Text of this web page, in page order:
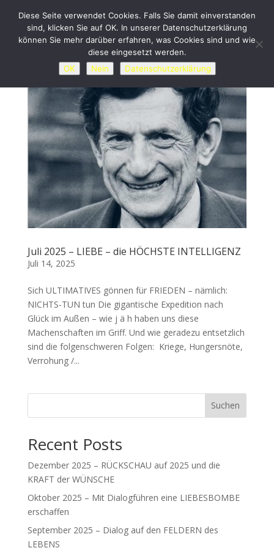
Juli 2025 – LIEBE – die HÖCHSTE INTELLIGENZ
Juli 14, 2025
Sich ULTIMATIVES gönnen für FRIEDEN – nämlich:
NICHTS-TUN tun Die gigantische Expedition nach
Glück im Außen – wie j ä h haben uns diese
Machenschaften im Griff. Und wie geradezu entsetzlich
sind die folgenschweren Folgen: Kriege, Hungersnöte,
Verrohung /...
Suchen
Recent Posts
Dezember 2025 – RÜCKSCHAU auf 2025 und die
KRAFT der WÜNSCHE
Oktober 2025 – Mit Dialogführen eine LIEBESBOMBE
erschaffen
September 2025 – Dialog auf den FELDERN des
LEBENS
Diese Seite verwendet Cookies. Falls Sie damit einverstanden
sind, klicken Sie auf OK. In unserer Datenschutzerklärung
können Sie mehr darüber erfahren, was Cookies sind und wie
diese eingesetzt werden.
OK
Nein Datenschutzerklärung